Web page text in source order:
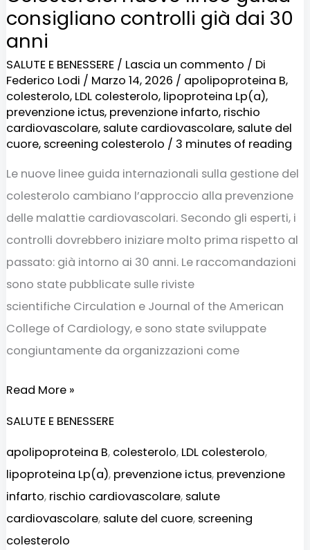
consigliano controlli già dai 30
anni
SALUTE E BENESSERE/ Lascia un commento / Di
Federico Lodi / Marzo 14, 2026 / apolipoproteina B,
colesterolo, LDL colesterolo, lipoproteina Lp(a),
prevenzione ictus, prevenzione infarto, rischio
cardiovascolare, salute cardiovascolare, salute del
cuore, screening colesterolo / 3 minutes of reading
Le nuove linee guida internazionali sulla gestione del
colesterolo cambiano l’approccio alla prevenzione
delle malattie cardiovascolari. Secondo gli esperti, i
controlli dovrebbero iniziare molto prima rispetto al
passato: già intorno ai 30 anni. Le raccomandazioni
sono state pubblicate sulle riviste
scientifiche Circulation e Journal of the American
College of Cardiology, e sono state sviluppate
congiuntamente da organizzazioni come
Read More »
SALUTE E BENESSERE
apolipoproteina B, colesterolo, LDL colesterolo,
lipoproteina Lp(a), prevenzione ictus, prevenzione
infarto, rischio cardiovascolare, salute
cardiovascolare, salute del cuore, screening
colesterolo